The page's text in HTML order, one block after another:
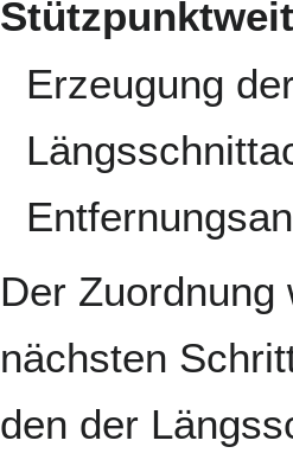
Erzeugung
Der
nächsten
den der